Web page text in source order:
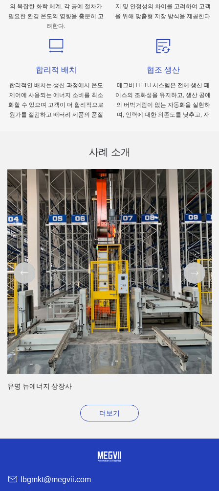
의 복잡한 화학 체계, 각 공예 절차가
필요한 환경 온도의 영향을 충분히 고
려한다.
지 및 안정성의 차이를 고려하여 고객
을 위해 맞춤형 저장 방식을 제공한다.
합리적 배치
합리적인 배치는 생산 과정에서 온도
제어에 사용되는 에너지 소비를 최소
화할 수 있으며 고객이 더 합리적으로
원가를 절감하고 배터리 제품의 품질
협조 생산
메그비 HETU 시스템은 전체 생산 페
이스의 조화성을 유지하고, 생산 공예
의 버벅거림이 없는 자동화을 실현하
며, 인력에 대한 의존도를 낮추고, 자
사례 소개
유명 뉴에너지 상장사
더보기
lbgmkt@megvii.com